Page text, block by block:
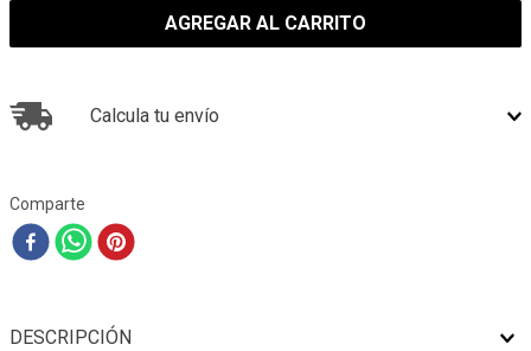
AGREGAR AL CARRITO
Calcula tu envío
Comparte
DESCRIPCIÓN